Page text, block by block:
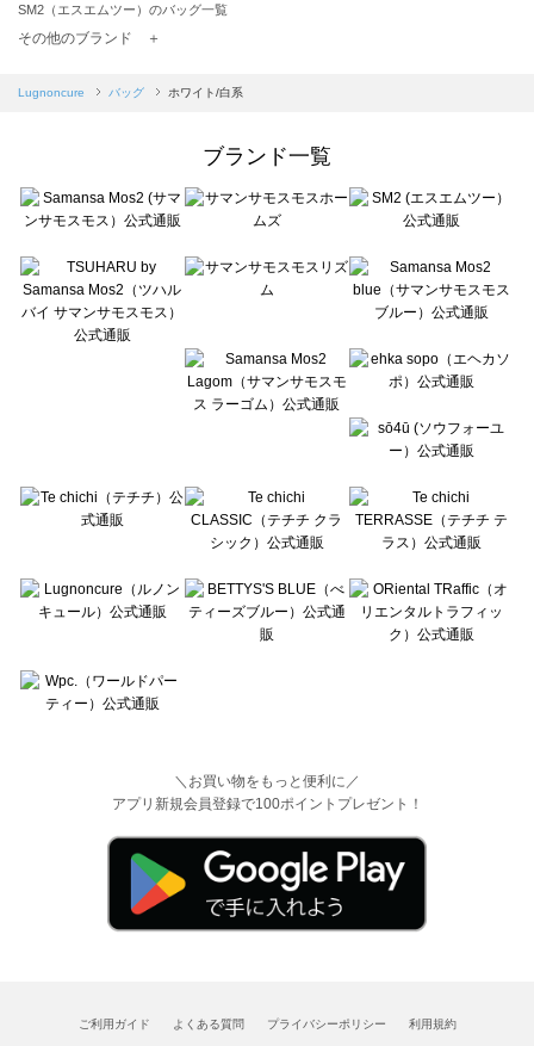
SM2（エスエムツー）のバッグ一覧
TSUHARU by Samansa Mos2（ツハルバイサマンサモスモス）のバッグ一覧
Samansa Mos2 blue（サマンサモスモス ブルー）のバッグ一覧
sō4ū（ソウフォーユー）のバッグ一覧
Te chichi（テチチ）のバッグ一覧
Te chichi CLASSIC（テチチ クラシック）のバッグ一覧
Lugnoncure（ルノンキュール）のバッグ一覧
BETTY'S BLUE（べティーズブルー）のバッグ一覧
Wpc.（ワールドパーティー）のバッグ一覧
その他のブランド ＋
Lugnoncure バッグ ホワイト/白系
ブランド一覧
＼お買い物をもっと便利に／
アプリ新規会員登録で100ポイントプレゼント！
ご利用ガイド よくある質問 プライバシーポリシー 利用規約